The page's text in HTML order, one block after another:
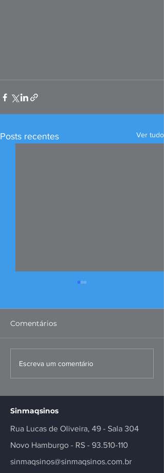
Posts recentes Ver tudo
Missão ao Peru
fortalece negócios e
Comentários
Escreva um comentário
Sinmaqsinos
Rua Lucas de Oliveira, 49 - Sala 304
Novo Hamburgo - RS - 93.510-110
sinmaqsinos@sinmaqsinos.com.br